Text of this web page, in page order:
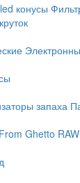
конусы
запаха
From Ghetto RAW